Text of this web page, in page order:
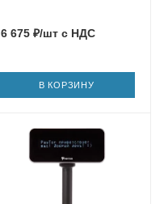
6 675₽/штс НДС
В КОРЗИНУ